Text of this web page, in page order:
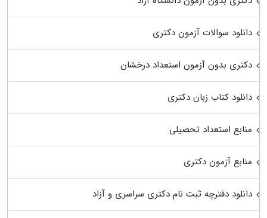
دانلود سوالات آزمون دکتری
دکتری بدون آزمون استعداد درخشان
دانلود کتاب زبان دکتری
منابع استعداد تحصیلی
منابع آزمون دکتری
دانلود دفترچه ثبت نام دکتری سراسری و آزاد